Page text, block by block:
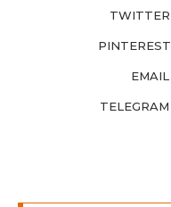
TWITTER
PINTEREST
EMAIL
TELEGRAM